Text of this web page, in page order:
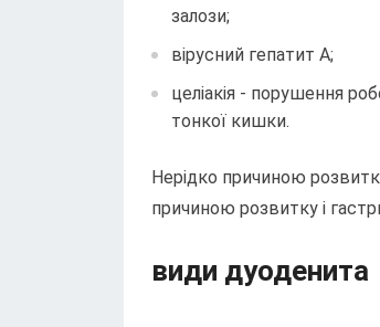
залози;
вірусний гепатит А;
целіакія - порушення
тонкої кишки.
Нерідко причиною
причиною розвитку і
види дуоденита